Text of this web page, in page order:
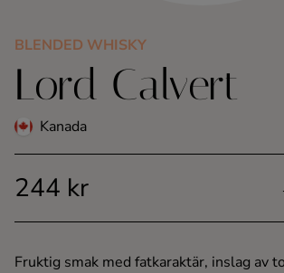
Konjak
Likör
Shots
BLENDED WHISKY
Lord Calvert
Kanada
244 kr
Fruktig smak med fatkaraktär, inslag av